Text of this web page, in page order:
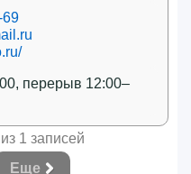
69
перерыв 12:00–
1 записей
Еще